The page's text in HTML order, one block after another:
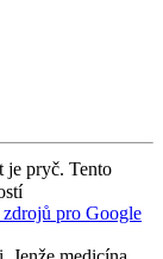
je pryč. Tento
pro Google